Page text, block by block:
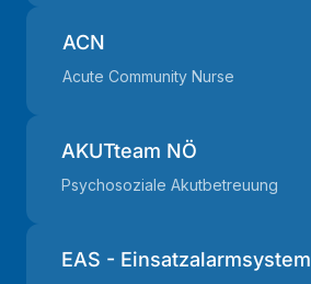
ACN
Acute Community Nurse
AKUTteam NÖ
Psychosoziale Akutbetreuung
EAS - Einsatzalarmsystem